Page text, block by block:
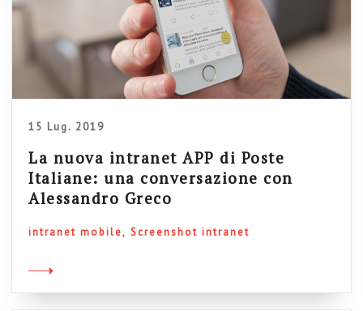
15 Lug. 2019
La nuova intranet APP di Poste
Italiane: una conversazione con
Alessandro Greco
intranet mobile Screenshot intranet